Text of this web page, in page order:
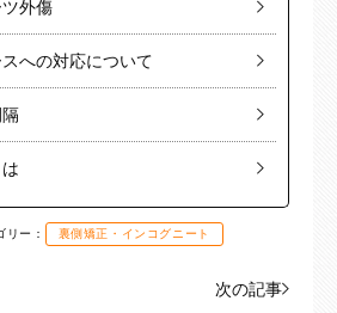
外傷
への対応について
リー： 裏側矯正・インコグニート
次の記事